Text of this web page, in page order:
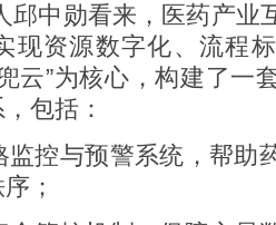
邱中勋看来，医药产业
现资源数字化、流程
云”为核心，构建了一
包括：
控与预警系统，帮助
；